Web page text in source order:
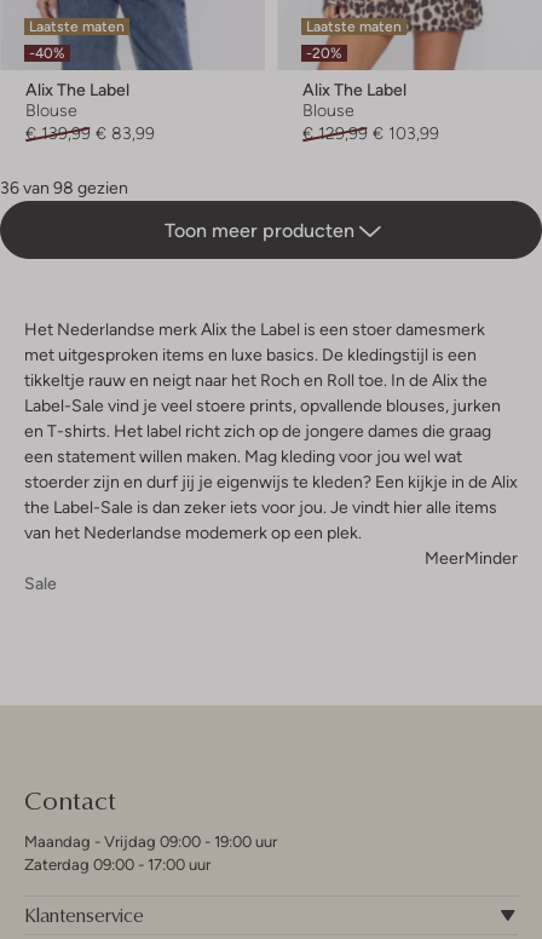
Laatste maten
-40%
Alix The Label
Blouse
€ 139,99 € 83,99
Laatste maten
-20%
Alix The Label
Blouse
€ 129,99 € 103,99
36 van 98 gezien
Toon meer producten
Het Nederlandse merk Alix the Label is een stoer damesmerk
met uitgesproken items en luxe basics. De kledingstijl is een
tikkeltje rauw en neigt naar het Roch en Roll toe. In de Alix the
Label-Sale vind je veel stoere prints, opvallende blouses, jurken
en T-shirts. Het label richt zich op de jongere dames die graag
een statement willen maken. Mag kleding voor jou wel wat
stoerder zijn en durf jij je eigenwijs te kleden? Een kijkje in de Alix
the Label-Sale is dan zeker iets voor jou. Je vindt hier alle items
van het Nederlandse modemerk op een plek.
MeerMinder
Sale
Contact
Maandag - Vrijdag 09:00 - 19:00 uur
Zaterdag 09:00 - 17:00 uur
Klantenservice